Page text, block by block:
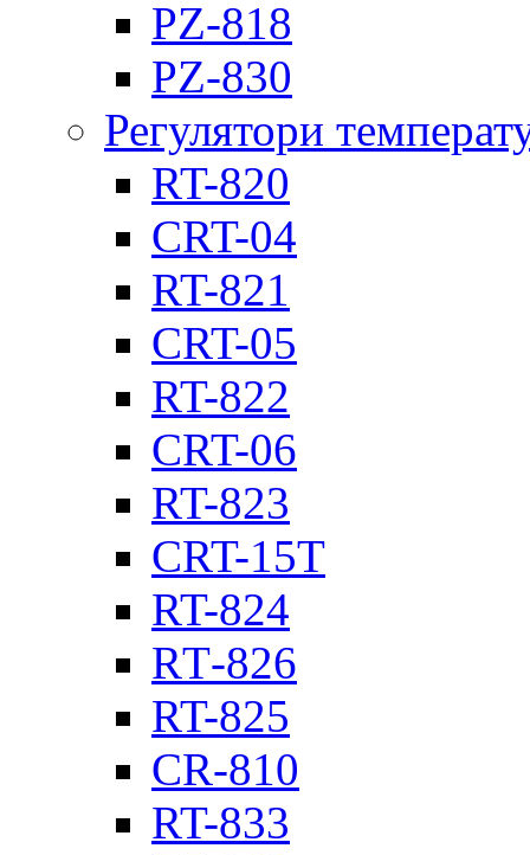
PZ-818
PZ-830
Регулятори
RT-820
CRT-04
RT-821
CRT-05
RT-822
CRT-06
RT-823
CRT-15T
RT-824
RТ-826
RT-825
CR-810
RT-833